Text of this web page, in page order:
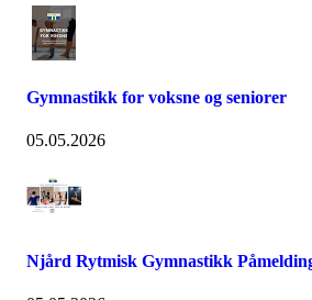
Gymnastikk for voksne og seniorer
05.05.2026
Njård Rytmisk Gymnastikk